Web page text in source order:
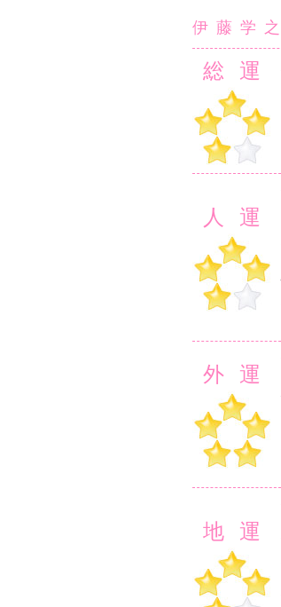
伊藤学
総運
人運
外運
地運